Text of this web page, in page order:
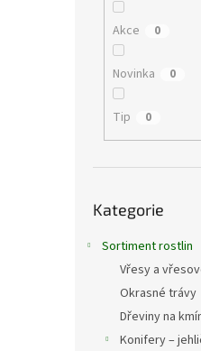
Akce 0
Novinka 0
Tip 0
kategorie
Kategorie
Sortiment rostlin
Vřesy a
Okrasné trávy
Dřeviny na
Konifery –